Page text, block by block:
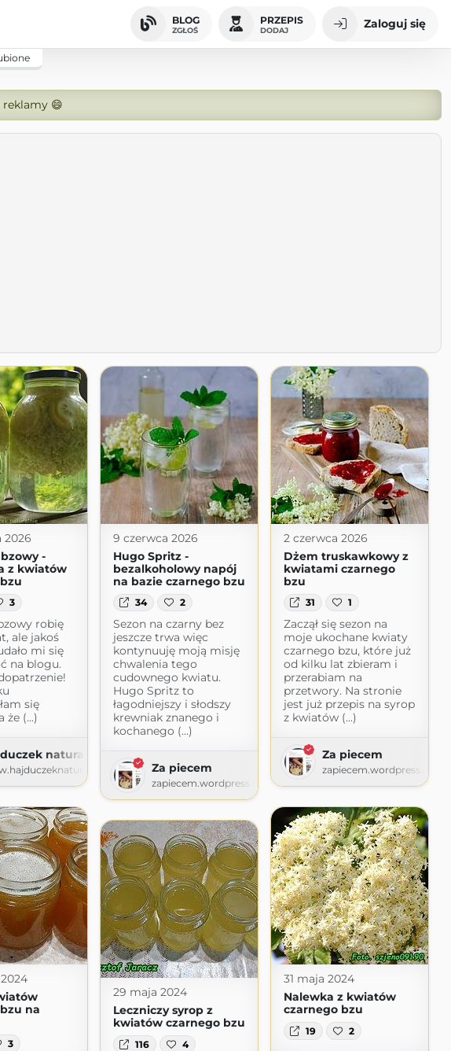
BLOG
ZGŁOŚ
PRZEPIS
DODAJ Zaloguj się
reklamy 😄
2026
-
z kwiatów
3
robię
ale jakoś
mi się
na blogu.
się
że (...)
naturalnie
9 czerwca 2026
Hugo Spritz -
bezalkoholowy napój
na bazie czarnego bzu
34 2
Sezon na czarny bez
jeszcze trwa więc
kontynuuję moją misję
chwalenia tego
cudownego kwiatu.
Hugo Spritz to
łagodniejszy i słodszy
krewniak znanego i
kochanego (...)
Za piecem
zapiecem.wordpress.com
2 czerwca 2026
Dżem truskawkowy z
kwiatami czarnego
bzu
31 1
Zaczął się sezon na
moje ukochane kwiaty
czarnego bzu, które już
od kilku lat zbieram i
przerabiam na
przetwory. Na stronie
jest już przepis na syrop
z kwiatów (...)
Za piecem
zapiecem.wordpress.com
na
3
31 maja 2024
Nalewka z kwiatów
czarnego bzu
19 2
29 maja 2024
Leczniczy syrop z
kwiatów czarnego bzu
116 4